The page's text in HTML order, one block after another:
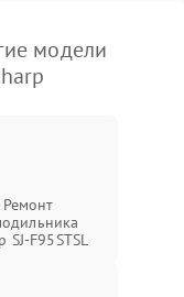
модели
Ремонт
SJ-F95STSL